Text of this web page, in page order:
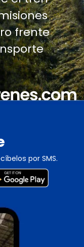
frente
por SMS.